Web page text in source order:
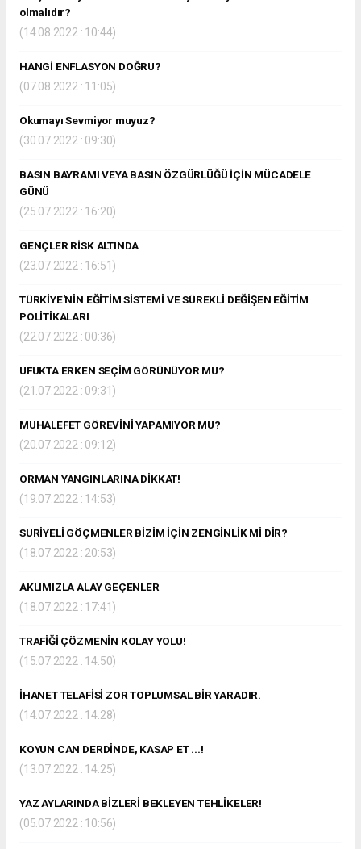
olmalıdır?
(14.08.2022 : 10:44)
HANGİ ENFLASYON DOĞRU?
(07.08.2022 : 11:05)
Okumayı Sevmiyor muyuz?
(30.07.2022 : 09:30)
BASIN BAYRAMI VEYA BASIN ÖZGÜRLÜĞÜ İÇİN MÜCADELE
GÜNÜ
(25.07.2022 : 16:20)
GENÇLER RİSK ALTINDA
(23.07.2022 : 16:51)
TÜRKİYE'NİN EĞİTİM SİSTEMİ VE SÜREKLİ DEĞİŞEN EĞİTİM
POLİTİKALARI
(22.07.2022 : 00:36)
UFUKTA ERKEN SEÇİM GÖRÜNÜYOR MU?
(21.07.2022 : 09:31)
MUHALEFET GÖREVİNİ YAPAMIYOR MU?
(20.07.2022 : 09:12)
ORMAN YANGINLARINA DİKKAT!
(19.07.2022 : 14:53)
SURİYELİ GÖÇMENLER BİZİM İÇİN ZENGİNLİK Mİ DİR?
(18.07.2022 : 20:53)
AKLIMIZLA ALAY GEÇENLER
(18.07.2022 : 17:41)
TRAFİĞİ ÇÖZMENİN KOLAY YOLU!
(15.07.2022 : 14:50)
İHANET TELAFİSİ ZOR TOPLUMSAL BİR YARADIR.
(14.07.2022 : 14:28)
KOYUN CAN DERDİNDE, KASAP ET ...!
(13.07.2022 : 14:25)
YAZ AYLARINDA BİZLERİ BEKLEYEN TEHLİKELER!
(05.07.2022 : 10:56)